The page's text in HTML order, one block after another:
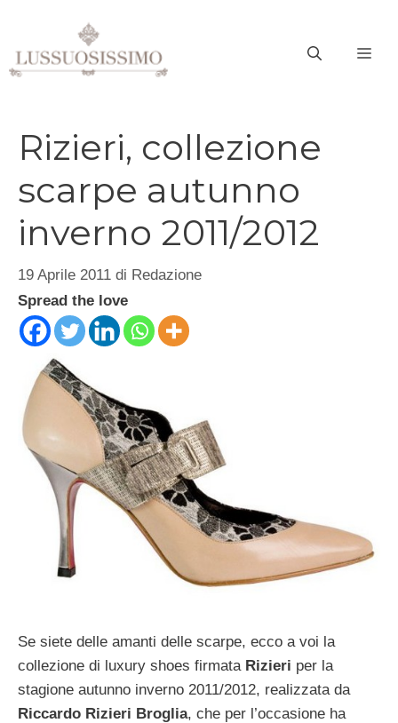
contenuto
Rizieri, collezione
scarpe autunno
inverno 2011/2012
19 Aprile 2011 di Redazione
Spread the love
Se siete delle amanti delle scarpe, ecco a voi la
collezione di luxury shoes firmata Rizieri per la
stagione autunno inverno 2011/2012, realizzata da
Riccardo Rizieri Broglia, che per l’occasione ha